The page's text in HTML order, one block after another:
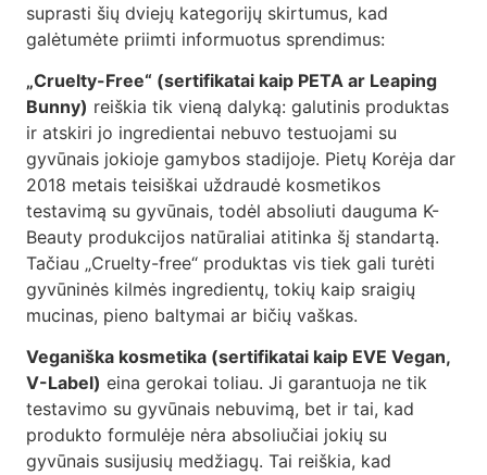
suprasti šių dviejų kategorijų skirtumus, kad
galėtumėte priimti informuotus sprendimus:
„Cruelty-Free“ (sertifikatai kaip PETA ar Leaping
Bunny) reiškia tik vieną dalyką: galutinis produktas
ir atskiri jo ingredientai nebuvo testuojami su
gyvūnais jokioje gamybos stadijoje. Pietų Korėja dar
2018 metais teisiškai uždraudė kosmetikos
testavimą su gyvūnais, todėl absoliuti dauguma K-
Beauty produkcijos natūraliai atitinka šį standartą.
Tačiau „Cruelty-free“ produktas vis tiek gali turėti
gyvūninės kilmės ingredientų, tokių kaip sraigių
mucinas, pieno baltymai ar bičių vaškas.
Veganiška kosmetika (sertifikatai kaip EVE Vegan,
V-Label) eina gerokai toliau. Ji garantuoja ne tik
testavimo su gyvūnais nebuvimą, bet ir tai, kad
produkto formulėje nėra absoliučiai jokių su
gyvūnais susijusių medžiagų. Tai reiškia, kad